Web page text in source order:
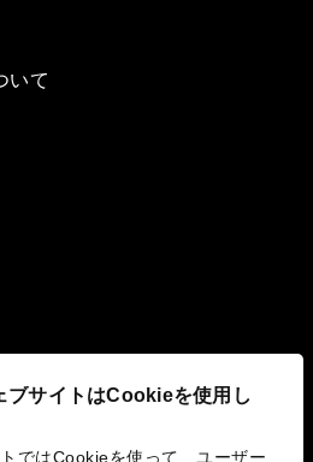
ブサイトはCookieを使用し
ではCookieを使って、ユーザー
いて
組み